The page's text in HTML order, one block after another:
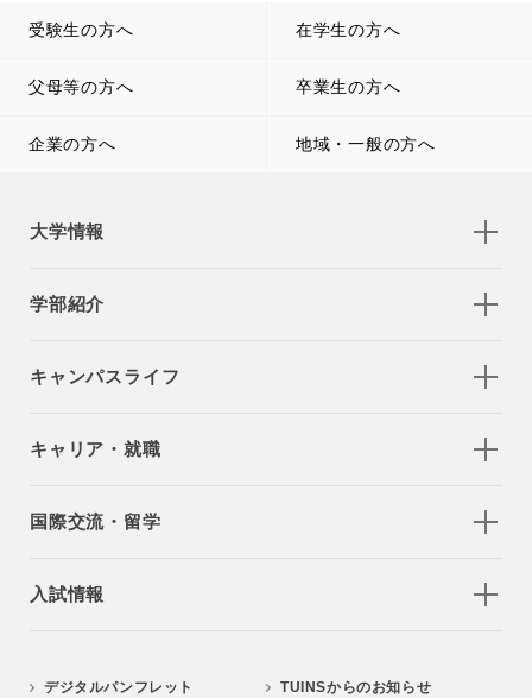
受験生の方へ 在学生の方へ
父母等の方へ 卒業生の方へ
企業の方へ 地域・一般の方へ
大学情報
学部紹介
キャンパスライフ
キャリア・就職
国際交流・留学
入試情報
デジタルパンフレット TUINSからのお知らせ